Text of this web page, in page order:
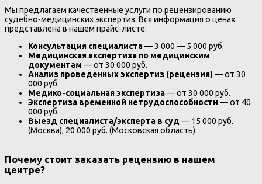
Мы предлагаем качественные услуги по рецензированию
судебно-медицинских экспертиз. Вся информация о ценах
представлена в нашем прайс-листе:
Консультация специалиста— 3 000 — 5 000 руб.
Медицинская экспертиза по медицинским
документам — от 30 000 руб.
Анализ проведенных экспертиз (рецензия)— от 30
000 руб.
Медико-социальная экспертиза— от 30 000 руб.
Экспертиза временной нетрудоспособности — от 40
000 руб.
Выезд специалиста/эксперта в суд— 15 000 руб.
(Москва), 20 000 руб. (Московская область).
Почему стоит заказать рецензию в нашем
центре?